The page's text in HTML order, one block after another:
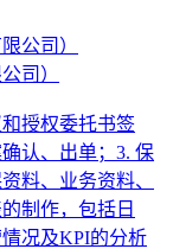
司）
授权委托书签
认、出单；3. 保
料、业务资料、
制作，包括日
况及KPI的分析